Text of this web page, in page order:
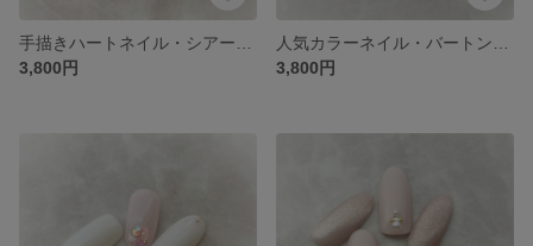
3,800円
3,800円